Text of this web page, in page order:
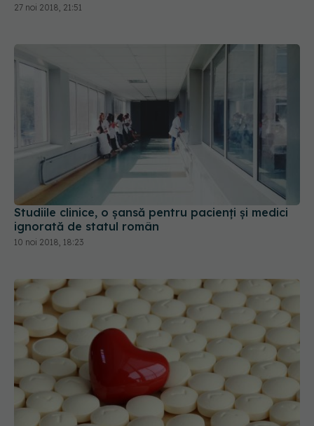
27 noi 2018, 21:51
Studiile clinice, o șansă pentru pacienți și medici
ignorată de statul român
10 noi 2018, 18:23